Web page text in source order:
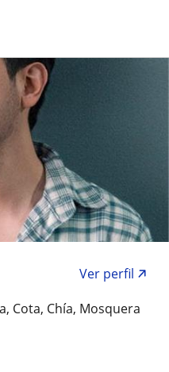
Ver perfil
Cota, Chía, Mosquera